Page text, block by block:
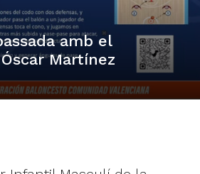
amb el
Martínez